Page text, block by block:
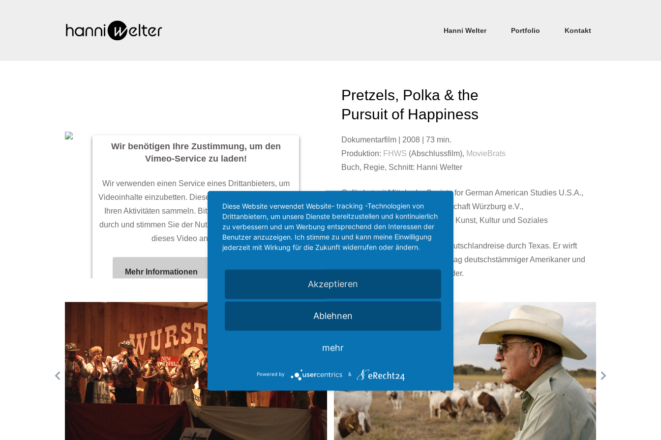
Hanni Welter Portfolio Kontakt
Wir benötigen Ihre Zustimmung, um den
Vimeo-Service zu laden!
Wir verwenden einen Service eines Drittanbieters, um
Videoinhalte einzubetten. Dieser Service kann Daten zu
Ihren Aktivitäten sammeln. Bitte lesen Sie die Details
durch und stimmen Sie der Nutzung des Service zu, um
dieses Video anzusehen.
Mehr Informationen Akzeptieren
Usercentrics Consent Management Platform
Pretzels, Polka & the
Pursuit of Happiness
Dokumentarfilm| 2008 | 73 min.
Produktion: FHWS (Abschlussfilm), MovieBrats
Buch, Regie, Schnitt: Hanni Welter
Gefördert mit Mitteln der Society for German American Studies U.S.A.,
Deutsch-Amerikanische Gesellschaft Würzburg e.V.,
Otto und Karin Brass-Stiftung für Kunst, Kultur und Soziales
Der Film begibt sich auf eine Deutschlandreise durch Texas. Er wirft
einen Blick auf den heutigen Alltag deutschstämmiger Amerikaner und
hinterfragt Selbst- und Fremdbilder.
Diese Website verwendet Website- tracking -Technologien von
Drittanbietern, um unsere Dienste bereitzustellen und kontinuierlich
zu verbessern und um Werbung entsprechend den Interessen der
Benutzer anzuzeigen. Ich stimme zu und kann meine Einwilligung
jederzeit mit Wirkung für die Zukunft widerrufen oder ändern.
Akzeptieren
Ablehnen
mehr
Powered by &